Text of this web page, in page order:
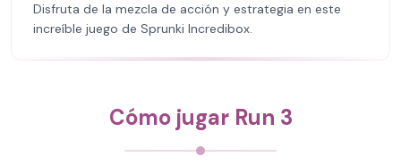
Disfruta de la mezcla de acción y estrategia en este
increíble juego de Sprunki Incredibox.
Cómo jugar Run 3